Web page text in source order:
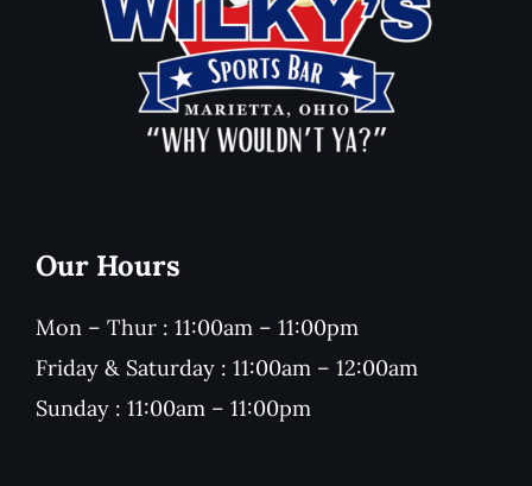
Our Hours
Mon – Thur : 11:00am – 11:00pm
Friday & Saturday : 11:00am – 12:00am
Sunday : 11:00am – 11:00pm